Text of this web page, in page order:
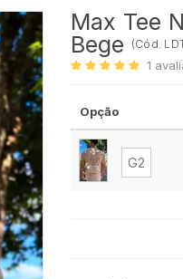
Max Tee
Bege
(Cód.
1
Opção
G2